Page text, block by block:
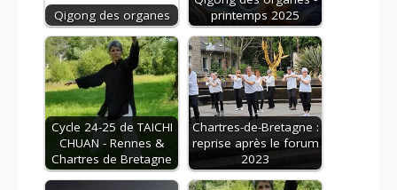
Qigong des organes
printemps 2025
Cycle 24-25 de TAICHI
CHUAN - Rennes &
Chartres de Bretagne
Chartres-de-Bretagne :
reprise après le forum
2023